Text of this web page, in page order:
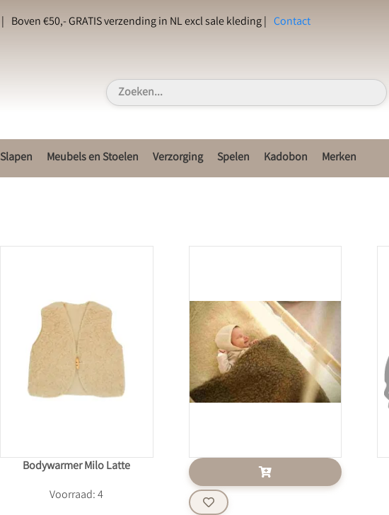
Boven €50,- GRATIS verzending in NL excl sale kleding | Contact
Slapen Meubels en Stoelen Verzorging Spelen Kadobon Merken
Bodywarmer Milo Latte
Voorraad: 4